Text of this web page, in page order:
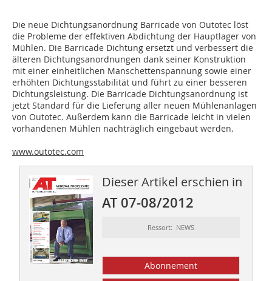
Die neue Dichtungsanordnung Barricade von Outotec löst
die Probleme der effektiven Abdichtung der Hauptlager von
Mühlen. Die Barricade Dichtung ersetzt und verbessert die
älteren Dichtungsanordnungen dank seiner Konstruktion
mit einer einheitlichen Manschettenspannung sowie einer
erhöhten Dichtungsstabilität und führt zu einer besseren
Dichtungsleistung. Die Barricade Dichtungsanordnung ist
jetzt Standard für die Lieferung aller neuen Mühlenanlagen
von Outotec. Außerdem kann die Barricade leicht in vielen
vorhandenen Mühlen nachträglich eingebaut werden.
www.outotec.com
Dieser Artikel erschien in
AT 07-08/2012
Ressort: NEWS
Abonnement